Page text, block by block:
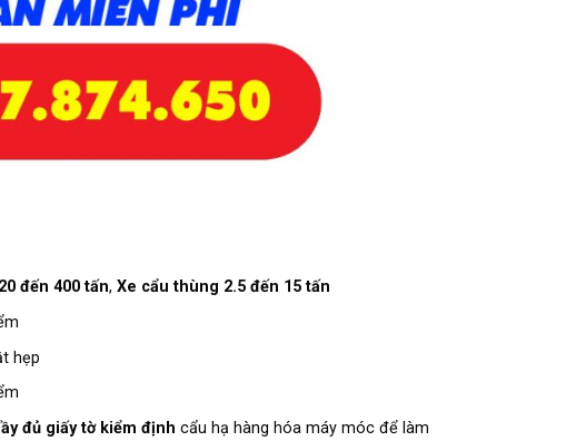
đến 400 tấn,Xe cẩu thùng 2.5 đến 15 tấn
hẹp
đủ giấy tờ kiểm định cẩu hạ hàng hóa máy móc để làm